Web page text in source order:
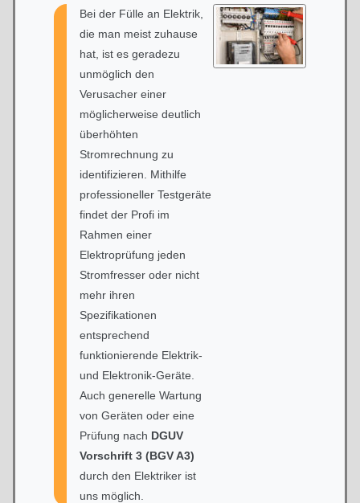
Bei der Fülle an Elektrik,
die man meist zuhause
hat, ist es geradezu
unmöglich den
Verusacher einer
möglicherweise deutlich
überhöhten
Stromrechnung zu
identifizieren. Mithilfe
professioneller Testgeräte
findet der Profi im
Rahmen einer
Elektroprüfung jeden
Stromfresser oder nicht
mehr ihren
Spezifikationen
entsprechend
funktionierende Elektrik-
und Elektronik-Geräte.
Auch generelle Wartung
von Geräten oder eine
Prüfung nach DGUV
Vorschrift 3 (BGV A3)
durch den Elektriker ist
uns möglich.